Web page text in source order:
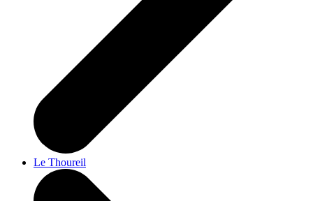
Le Thoureil